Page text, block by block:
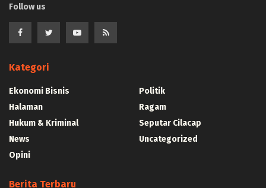
Follow us
Kategori
Ekonomi Bisnis
Halaman
Hukum & Kriminal
News
Opini
Politik
Ragam
Seputar Cilacap
Uncategorized
Berita Terbaru